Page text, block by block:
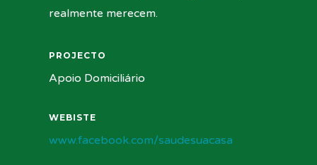
realmente merecem.
PROJECTO
Apoio Domiciliário
WEBISTE
www.facebook.com/saudesuacasa